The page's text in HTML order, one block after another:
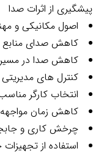
پیشگیری از اثرات صدا
اصول مکانیکی و
کاهش صدای منابع
کاهش صدا در مسیر
کنترل های مدیریتی
انتخاب کارگر
کاهش زمان مواجهه
چرخش کاری و
استفاده از